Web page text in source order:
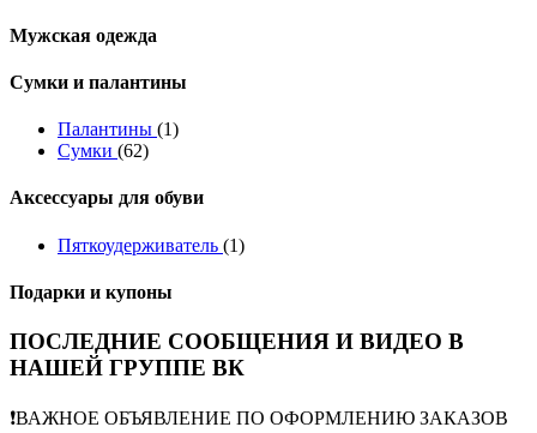
Мужская одежда
Сумки и палантины
Палантины (1)
Сумки (62)
Аксессуары для обуви
Пяткоудерживатель (1)
Подарки и купоны
ПОСЛЕДНИЕ СООБЩЕНИЯ И ВИДЕО В
НАШЕЙ ГРУППЕ ВК
❗️ВАЖНОЕ ОБЪЯВЛЕНИЕ ПО ОФОРМЛЕНИЮ ЗАКАЗОВ